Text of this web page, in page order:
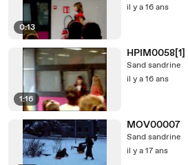
0:13
il y a 16 ans
1:16
HPIM0058[1]
Sand sandrine
il y a 16 ans
MOV00007
Sand sandrine
il y a 17 ans